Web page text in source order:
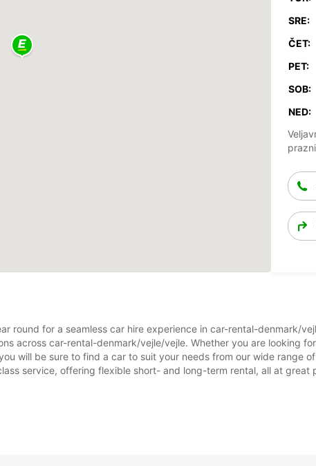
SRE:
ČET:
PET:
SOB:
NED:
round for a seamless car hire experience in car-rental-denmark/
across car-rental-denmark/vejle/vejle. Whether you are looking
will be sure to find a car to suit your needs from our wide range
service, offering flexible short- and long-term rental, all at great